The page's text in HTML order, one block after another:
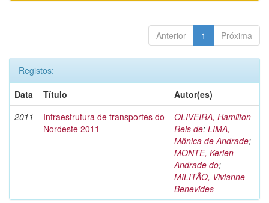
Anterior 1 Próxima
Registos:
Data
Título
Autor(es)
2011
Infraestrutura de transportes do
Nordeste 2011
OLIVEIRA, Hamilton
Reis de; LIMA,
Mônica de Andrade;
MONTE, Kerlen
Andrade do;
MILITÃO, Vivianne
Benevides